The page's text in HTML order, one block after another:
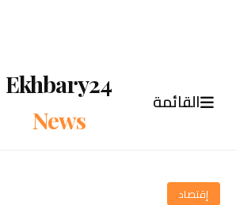
القائمة
Ekhbary24
News
إقتصاد